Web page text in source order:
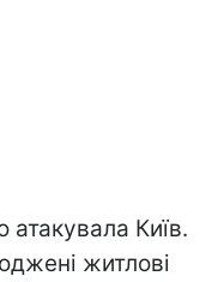
атакувала Київ.
житлові